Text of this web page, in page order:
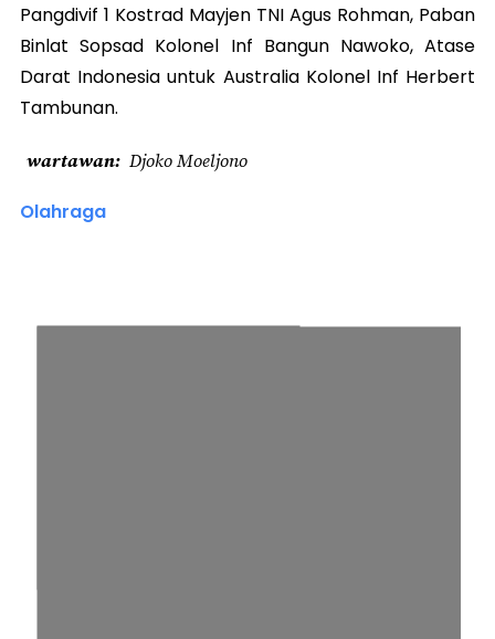
Pangdivif 1 Kostrad Mayjen TNI Agus Rohman, Paban
Binlat Sopsad Kolonel Inf Bangun Nawoko, Atase
Darat Indonesia untuk Australia Kolonel Inf Herbert
Tambunan.
wartawan Djoko Moeljono
Olahraga